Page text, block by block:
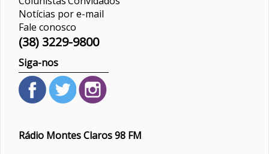
Notícias por e-mail
Fale conosco
(38) 3229-9800
Siga-nos
Rádio Montes Claros 98 FM